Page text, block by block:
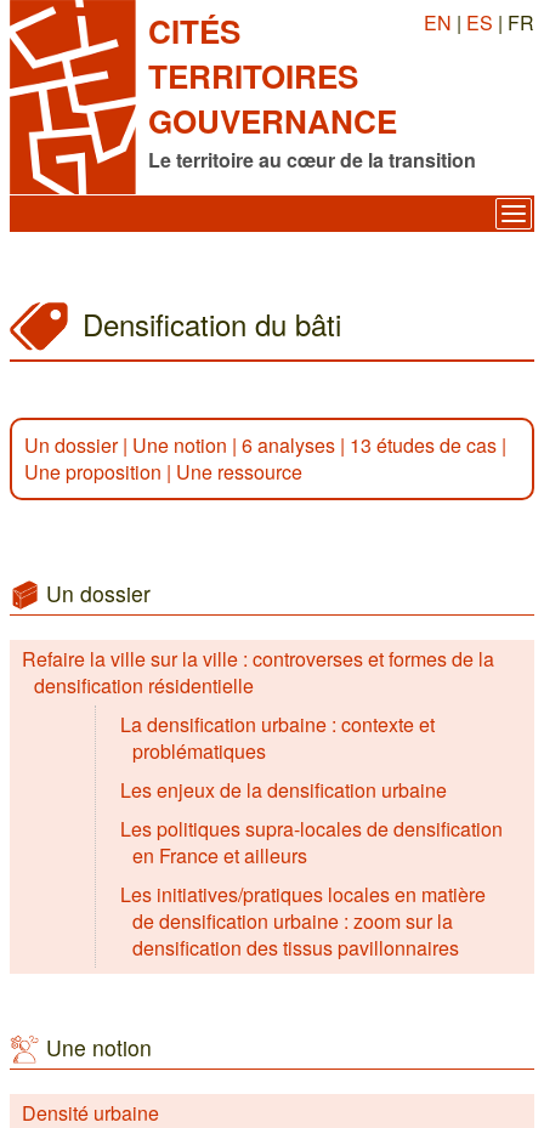
CITÉS
TERRITOIRES
GOUVERNANCE
Le territoire au cœur de la transition
EN | ES | FR
Densification du bâti
Un dossier| Une notion | 6 analyses | 13 études de cas |
Une proposition | Une ressource
Un dossier
Refaire la ville sur la ville : controverses et formes de la
densification résidentielle
La densification urbaine : contexte et
problématiques
Les enjeux de la densification urbaine
Les politiques supra-locales de densification
en France et ailleurs
Les initiatives/pratiques locales en matière
de densification urbaine : zoom sur la
densification des tissus pavillonnaires
Une notion
Densité urbaine